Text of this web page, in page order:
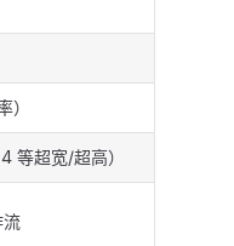
）
等超宽/超高）